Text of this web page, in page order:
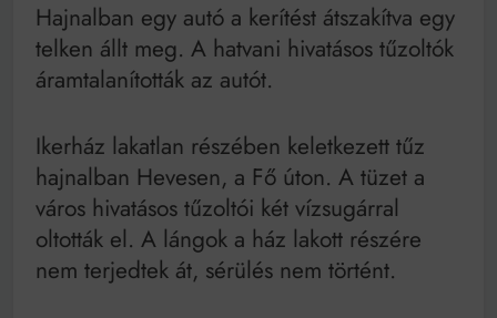
Hajnalban egy autó a kerítést átszakítva egy
telken állt meg. A hatvani hivatásos tűzoltók
áramtalanították az autót.
Ikerház lakatlan részében keletkezett tűz
hajnalban Hevesen, a Fő úton. A tüzet a
város hivatásos tűzoltói két vízsugárral
oltották el. A lángok a ház lakott részére
nem terjedtek át, sérülés nem történt.